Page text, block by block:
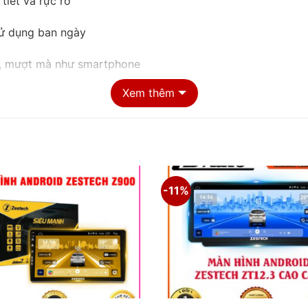
dụng ban ngày
mà như smartphone
trông hiện đại và chuyên nghiệp hơn rất nhiều.
Xem thêm
-11%